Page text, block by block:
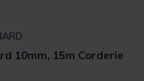
10mm, 15m Corderie